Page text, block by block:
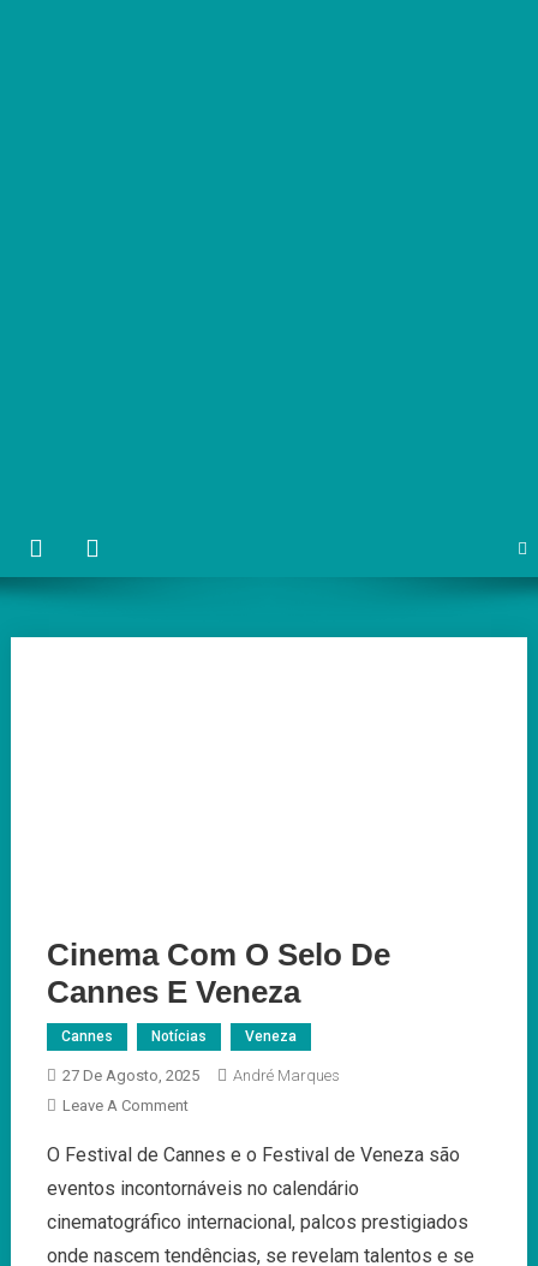
Cinema Com O Selo De
Cannes E Veneza
Cannes Notícias Veneza
27 De Agosto, 2025
André Marques
Leave A CommentOn
Com
O
Selo
O Festival de Cannes e o Festival de Veneza são
eventos incontornáveis no calendário
cinematográfico internacional, palcos prestigiados
onde nascem tendências, se revelam talentos e se